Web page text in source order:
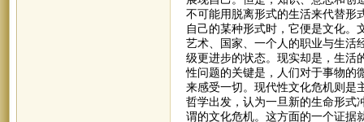
不可能用脱离形式的生活来代替形
自己的某种形式时，它便是文化。
艺术、国家、一个人的职业与生
级更进步的状态。现实却是，生活
性问题的关键是，人们对于事物的
来感受一切。现代性文化危机则是
哲学出发，认为一旦新的生命形式
谓的文化危机。这方面的一个证据